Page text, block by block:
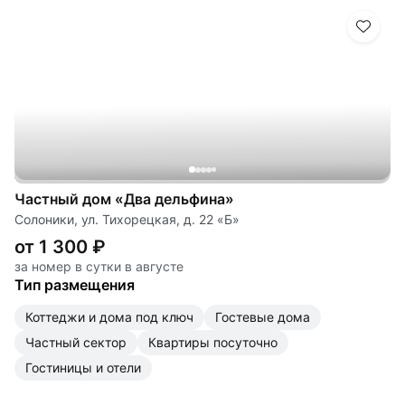
Частный дом «Два дельфина»
Солоники, ул. Тихорецкая, д. 22 «Б»
от 1 300 ₽
за номер в сутки в августе
Тип размещения
коттеджи и дома под ключ
гостевые дома
частный сектор
квартиры посуточно
гостиницы и отели